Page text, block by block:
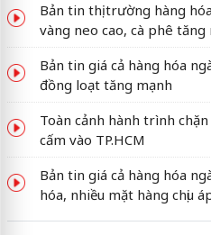
Bản tin thị trường hàng
vàng neo cao, cà phê
Bản tin giá cả hàng hóa
đồng loạt tăng mạnh
Toàn cảnh hành trình
cấm vào TP.HCM
Bản tin giá cả hàng hóa
hóa, nhiều mặt hàng chịu